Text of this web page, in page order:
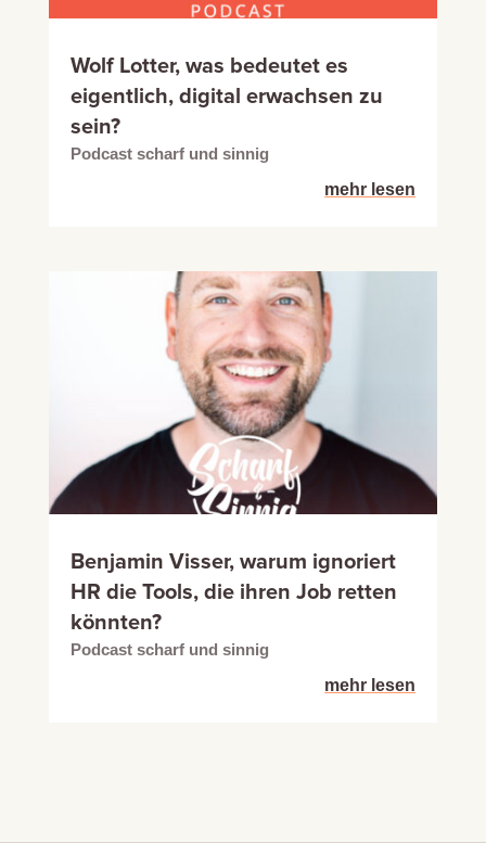
Wolf Lotter, was bedeutet es
eigentlich, digital erwachsen zu
sein?
Podcast scharf und sinnig
mehr lesen
Benjamin Visser, warum ignoriert
HR die Tools, die ihren Job retten
könnten?
Podcast scharf und sinnig
mehr lesen